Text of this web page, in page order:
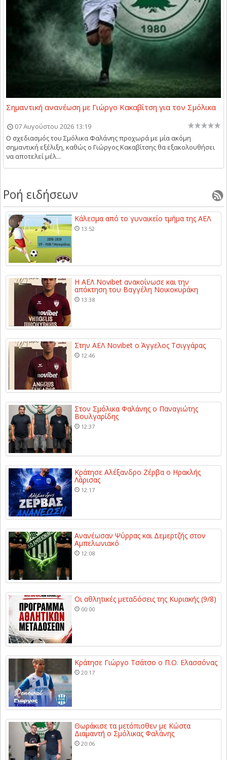
Σημαντική ανανέωση με Γιώργο Κακαβίτση για τον Σμόλικα
07 Αυγούστου 2026 13:19
Ο σχεδιασμός του Σμόλικα Φαλάνης προχωρά με μία ακόμη
σημαντική εξέλιξη, καθώς ο Γιώργος Κακαβίτσης θα εξακολουθήσει
να αποτελεί μέλ...
Ροή ειδήσεων
Κάλεσμα από το γυναικείο τμήμα της ΑΕΛ
13:52
Η ΑΕΛ Novibet ανακοίνωσε και την
απόκτηση του Βαγγέλη Νοικοκυράκη
13:38
Στην ΑΕΛ Novibet ο Άγγελος Τσιγγάρας
12:46
Στον Σμόλικα Φαλάνης ο Παναγιώτης
Βουλγαρίδης
12:37
Κράτησε Αλέξανδρο Ζέρβα ο Ηρακλής
Λάρισας
12:17
Ανανέωσαν Ψύρρας και Δεμερτζής στον
Αμπελωνιακό
12:08
Οι αθλητικές μεταδόσεις της Κυριακής (9/8)
00:00
Κράτησε Γιώργο Τσάτσο ο Π.Ο. Ελασσόνας
20:17
Θωράκισε τα μετόπισθεν με Κώστα
Διαμαντή ο Σμόλικας Φαλάνης
20:06